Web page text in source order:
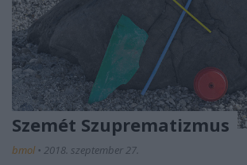
Szemét Szuprematizmus
bmol • 2018. szeptember 27.